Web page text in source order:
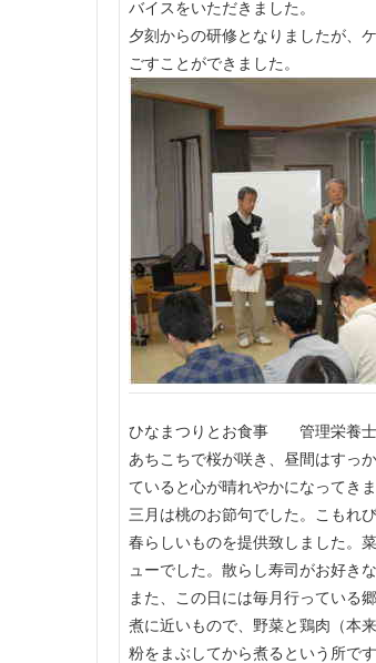
バイスをいただきました。
夕刻からの研修となりましたが、
ごすことができました。
ひなまつりとお食事 管理栄養
あちこちで桜が咲き、昼間はすっ
ていると心が晴れやかになってきま
三月は桃のお節句でした。こもれ
春らしいものを提供致しました。
ューでした。散らし寿司がお好き
また、この日には毎月行っている
煮に近いもので、野菜と鶏肉（本
粉をまぶしてから煮るという所で